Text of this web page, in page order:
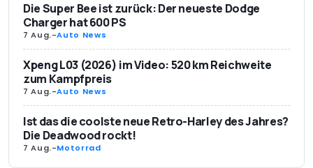
Die Super Bee ist zurück: Der neueste Dodge
Charger hat 600 PS
7 Aug.-Auto News
Xpeng L03 (2026) im Video: 520 km Reichweite
zum Kampfpreis
7 Aug.-Auto News
Ist das die coolste neue Retro-Harley des Jahres?
Die Deadwood rockt!
7 Aug.-Motorrad